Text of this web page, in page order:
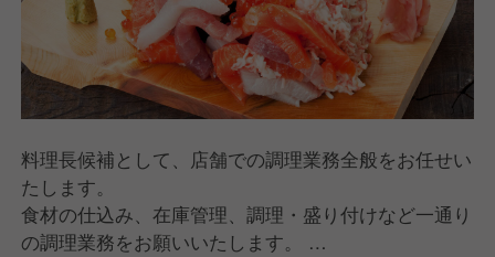
想の環境が見つかるはずです！
料理長候補として、店舗での調理業務全般をお任せい
たします。
食材の仕込み、在庫管理、調理・盛り付けなど一通り
の調理業務をお願いいたします。